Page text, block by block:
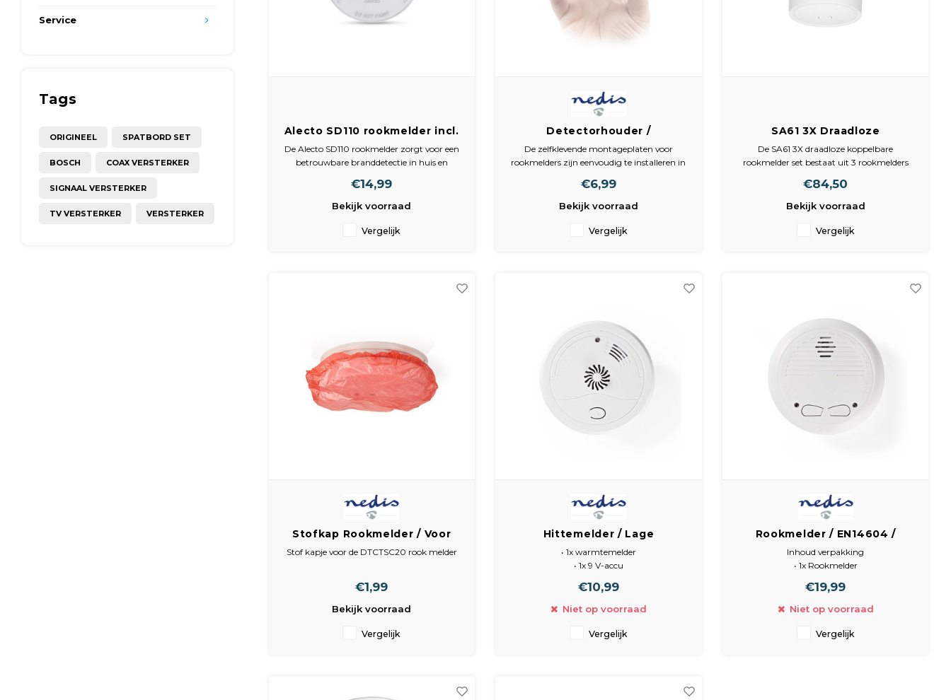
Service
Tags
ORIGINEEL SPATBORD SET
BOSCH COAX VERSTERKER
SIGNAAL VERSTERKER
TV VERSTERKER VERSTERKER
Alecto SD110 rookmelder incl.
time-out knop - EN 14604 -
Inclusief 9V batterij
De Alecto SD110 rookmelder zorgt voor een
betrouwbare branddetectie in huis en
zodra rook wordt gedetecteerd. Dankzij het
optische meetprincipe reageert de
De rookmelder wordt com
€14,99
Bekijk voorraad
Vergelijk
Detectorhouder /
Zelfklevend
De zelfklevende montageplaten voor
rookmelders zijn eenvoudig te installeren in
gaten in het plafond is niet meer nodig.
• Diameter: 70 mm
• Capaciteit: Max. 900 g
€6,99
Bekijk voorraad
Vergelijk
SA61 3X Draadloze
Koppelbare Rookmelder, 3
Pack, Wit
De SA61 3X draadloze koppelbare
rookmelder set bestaat uit 3 rookmelders
koppelen zijn. Dit zorgt voor extra
veiligheid in huis, omdat alle gekoppelde
melder rook of brand detect
€84,50
Bekijk voorraad
Vergelijk
Stofkap Rookmelder / Voor
detectoren van 128 mm
Stof kapje voor de DTCTSC20 rook melder
€1,99
Bekijk voorraad
Vergelijk
Hittemelder / Lage
batterijspanningsalarm
• 1x warmtemelder
• 1x 9 V-accu
• Handleiding
€10,99
Niet op voorraad
Vergelijk
Rookmelder / EN14604 /
Verbindbaar
Inhoud verpakking
• 1x Rookmelder
• 3x 1,5 V AA-batterij
• 1x installatiemateriaal
€19,99
Niet op voorraad
Vergelijk